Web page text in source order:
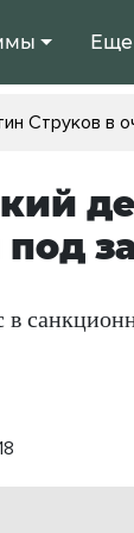
Еще
Струков в
под